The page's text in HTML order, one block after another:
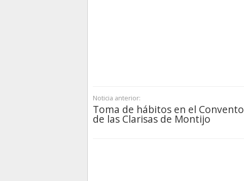
Noticia anterior:
Toma de hábitos en el Convento
de las Clarisas de Montijo